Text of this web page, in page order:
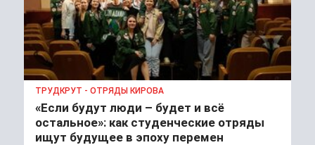
ТРУДКРУТ - ОТРЯДЫ КИРОВА
«Если будут люди – будет и всё
остальное»: как студенческие отряды
ищут будущее в эпоху перемен